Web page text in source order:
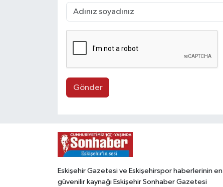
Gönder
Eskişehir Gazetesi ve Eskişehirspor haberlerinin en
güvenilir kaynağı Eskişehir Sonhaber Gazetesi